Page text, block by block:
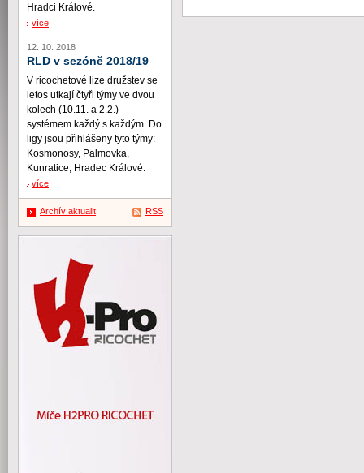
Hradci Králové.
více
12. 10. 2018
RLD v sezóně 2018/19
V ricochetové lize družstev se
letos utkají čtyři týmy ve dvou
kolech (10.11. a 2.2.)
systémem každý s každým. Do
ligy jsou přihlášeny tyto týmy:
Kosmonosy, Palmovka,
Kunratice, Hradec Králové.
více
Archív aktualit RSS